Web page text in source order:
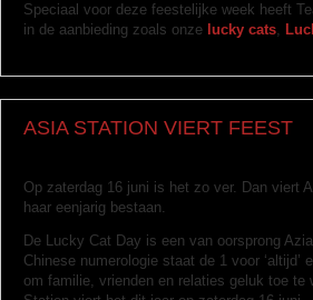
Speciaal voor deze feestelijke week heeft
in de aanbieding zoals onze lucky cats,
ASIA STATION VIERT FEEST
Op zaterdag 16 juni is het zo ver. Dan viert
haar eenjarig bestaan.
De Lucky Cat Day is een van oorsprong
Chinese numerologie staat de 1 voor
om familie, vrienden en relaties geluk toe